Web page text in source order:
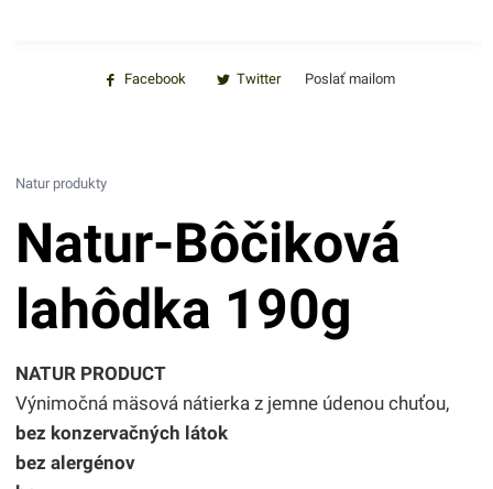
Facebook Twitter Poslať mailom
Natur produkty
Natur-Bôčiková
lahôdka 190g
NATUR PRODUCT
Výnimočná mäsová nátierka z jemne údenou chuťou,
bez konzervačných látok
bez alergénov